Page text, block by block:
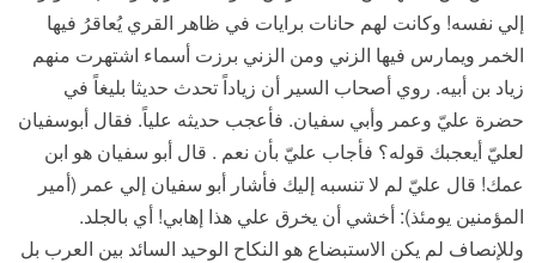
إلي نفسه! وكانت لهم حانات برايات في ظاهر القري يُعاقرُ فيها
الخمر ويمارس فيها الزني ومن الزني برزت أسماء اشتهرت منهم
زياد بن أبيه. روي أصحاب السير أن زياداً تحدث حديثا بليغاً في
حضرة عليّ وعمر وأبي سفيان. فأعجب حديثه علياً. فقال أبوسفيان
لعليّ أيعجبك قوله؟ فأجاب عليّ بأن نعم . قال أبو سفيان هو ابن
عمك! قال عليّ لم لا تنسبه إليك فأشار أبو سفيان إلي عمر (أمير
المؤمنين يومئذ): أخشي أن يخرق علي هذا إهابي! أي بالجلد.
وللإنصاف لم يكن الاستبضاع هو النكاح الوحيد السائد بين العرب بل